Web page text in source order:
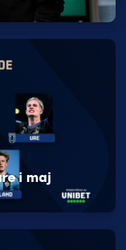
i maj